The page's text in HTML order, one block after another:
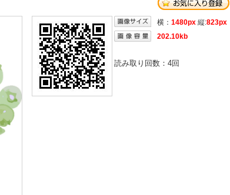
横： 1480px 縦:823px
202.10kb
読み取り回数： 4回